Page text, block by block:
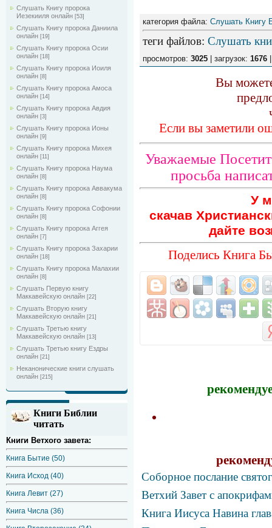
Слушать Книгу пророка
Иезекииля онлайн [53]
Слушать Книгу пророка Даниила
онлайн [19]
Слушать Книгу пророка Осии
онлайн [18]
Слушать Книгу пророка Иоиля
онлайн [8]
Слушать Книгу пророка Амоса
онлайн [14]
Слушать Книгу пророка Авдия
онлайн [3]
Слушать Книгу пророка Ионы
онлайн [9]
Слушать Книгу пророка Михея
онлайн [11]
Слушать Книгу пророка Наума
онлайн [8]
Слушать Книгу пророка Аввакума
онлайн [8]
Слушать Книгу пророка Софонии
онлайн [8]
Слушать Книгу пророка Аггея
онлайн [7]
Слушать Книгу пророка Захарии
онлайн [18]
Слушать Книгу пророка Малахии
онлайн [8]
Слушать Первую книгу
Маккавейскую онлайн [22]
Слушать Вторую книгу
Маккавейскую онлайн [21]
Слушать Третью книгу
Маккавейскую онлайн [13]
Слушать Третью книгу Ездры
онлайн [21]
Неканонические книги слушать
онлайн [215]
Книги Библии
читать
Книги Ветхого завета:
Книга Бытие (50)
Книга Исход (40)
Книга Левит (27)
Книга Числа (36)
категория файла: Слушать Книгу
теги файлов: Слушать
просмотров: 3025 | загрузок: 1676
Вы
Если вы заметили
Уважаемые
просьба
У
скачав
дайте
Поделись Книга
Соборное послание
Ветхий Завет c
Книга Иисуса Навина